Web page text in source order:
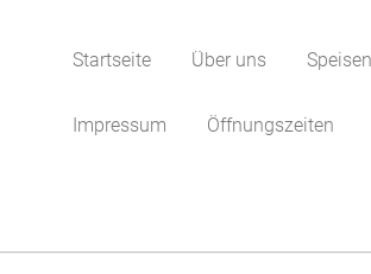
Startseite Über uns
Impressum Öffnungszeiten